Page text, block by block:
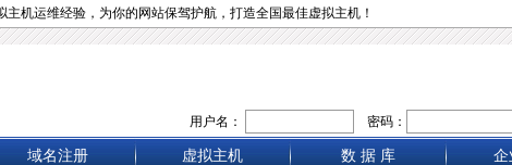
主机运维经验，为你的网站保驾护航，打造全国最佳虚拟主机！
用户名： 密码：
域名注册 虚拟主机 数 据 库 企